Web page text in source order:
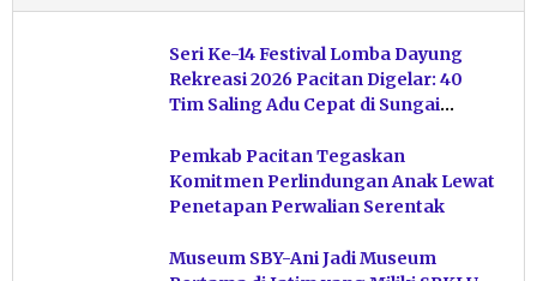
Seri Ke-14 Festival Lomba Dayung
Rekreasi 2026 Pacitan Digelar: 40
Tim Saling Adu Cepat di Sungai
Pemkab Pacitan Tegaskan
Komitmen Perlindungan Anak Lewat
Penetapan Perwalian Serentak
Museum SBY-Ani Jadi Museum